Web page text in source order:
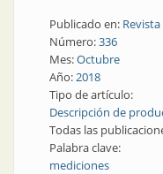
Publicado en:
Número:336
Mes:Octubre
Año:2018
Tipo de artículo:
Descripción de
Todas las
Palabra clave:
mediciones